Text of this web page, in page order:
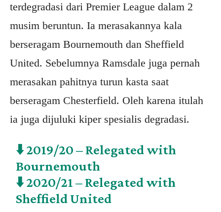
terdegradasi dari Premier League dalam 2
musim beruntun. Ia merasakannya kala
berseragam Bournemouth dan Sheffield
United. Sebelumnya Ramsdale juga pernah
merasakan pahitnya turun kasta saat
berseragam Chesterfield. Oleh karena itulah
ia juga dijuluki kiper spesialis degradasi.
⬇️ 2019/20 – Relegated with
Bournemouth
⬇️ 2020/21 – Relegated with
Sheffield United